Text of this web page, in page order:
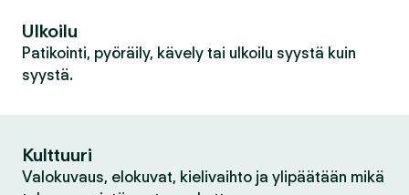
Ulkoilu
Patikointi, pyöräily, kävely tai ulkoilu syystä kuin
syystä.
Kulttuuri
Valokuvaus, elokuvat, kielivaihto ja ylipäätään mikä